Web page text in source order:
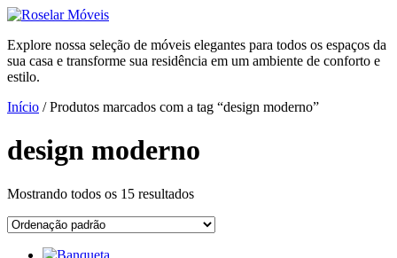
Ir
o
conteúdo
Explore nossa seleção de móveis elegantes para todos os espaços da
sua casa e transforme sua residência em um ambiente de conforto e
estilo.
Início / Produtos marcados com a tag “design moderno”
design moderno
Mostrando todos os 15 resultados